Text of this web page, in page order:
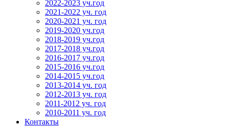
2022-2023 уч.год
2021-2022 уч. год
2020-2021 уч. год
2019-2020 уч.год
2018-2019 уч.год
2017-2018 уч.год
2016-2017 уч.год
2015-2016 уч.год
2014-2015 уч.год
2013-2014 уч. год
2012-2013 уч. год
2011-2012 уч. год
2010-2011 уч. год
Контакты